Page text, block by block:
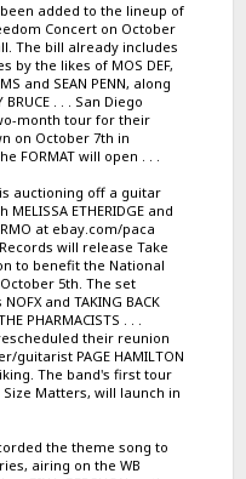
been added to the lineup of
Concert on October
The bill already includes
by the likes of MOS DEF,
and SEAN PENN, along
. . . San Diego
month tour for their
on October 7th in
FORMAT will open . . .
auctioning off a guitar
ETHERIDGE and
at ebay.com/paca
will release Take
to benefit the National
5th. The set
and TAKING BACK
PHARMACISTS . . .
their reunion
guitarist PAGE HAMILTON
The band's first tour
Matters, will launch in
the theme song to
airing on the WB